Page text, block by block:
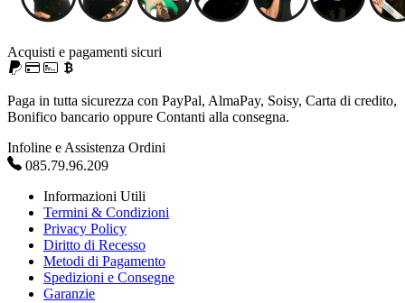
Acquisti e pagamenti sicuri
Paga in tutta sicurezza con PayPal, AlmaPay, Soisy, Carta di credito,
Bonifico bancario oppure Contanti alla consegna.
Infoline e Assistenza Ordini
085.79.96.209
Informazioni Utili
Termini & Condizioni
Privacy Policy
Diritto di Recesso
Metodi di Pagamento
Spedizioni e Consegne
Garanzie